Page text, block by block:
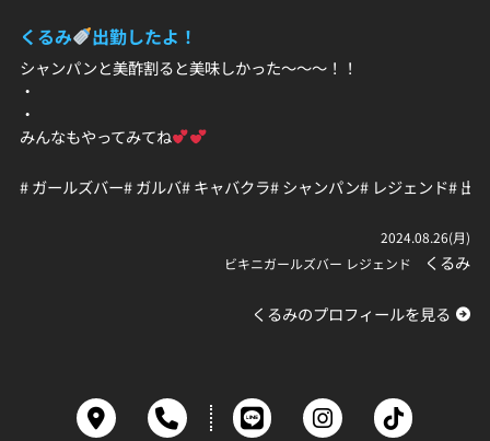
くるみ 出勤したよ！
シャンパンと美酢割ると美味しかった～～～！！
・
・
みんなもやってみてね
# ガールズバー# ガルバ# キャバクラ# シャンパン# レジェンド# 出勤
2024.08.26(月)
ビキニガールズバー レジェンド
くるみ
くるみのプロフィールを見る